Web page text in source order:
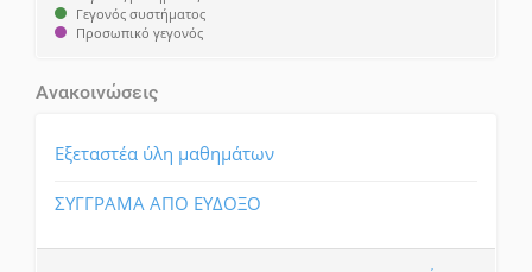
Γεγονός συστήματος
Προσωπικό γεγονός
Ανακοινώσεις
Εξεταστέα ύλη μαθημάτων
ΣΥΓΓΡΑΜΑ ΑΠΟ ΕΥΔΟΞΟ